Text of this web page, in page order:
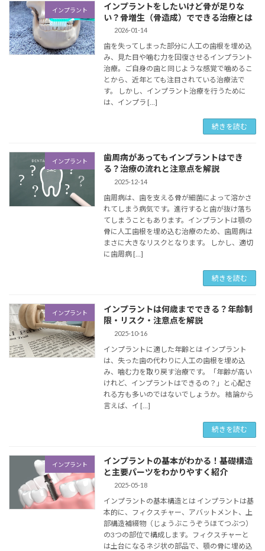
インプラント
インプラントをしたいけど骨が足りな
い？骨増生（骨造成）でできる治療とは
2026-01-14
歯を失ってしまった部分に人工の歯根を埋め込
み、見た目や噛む力を回復させるインプラント
治療。ご自身の歯と同じような感覚で噛めるこ
とから、近年とても注目されている治療法で
す。 しかし、インプラント治療を行うために
は、インプラ […]
続きを読む
インプラント
歯周病があってもインプラントはでき
る？治療の流れと注意点を解説
2025-12-14
歯周病は、歯を支える骨が細菌によって溶かさ
れてしまう病気です。進行すると歯が抜け落ち
てしまうこともあります。インプラントは顎の
骨に人工歯根を埋め込む治療のため、歯周病は
まさに大きなリスクとなります。 しかし、適切
に歯周病 […]
続きを読む
インプラント
インプラントは何歳までできる？年齢制
限・リスク・注意点を解説
2025-10-16
インプラントに適した年齢とは インプラント
は、失った歯の代わりに人工の歯根を埋め込
み、噛む力を取り戻す治療です。「年齢が高い
けれど、インプラントはできるの？」と心配さ
れる方も多いのではないでしょうか。 結論から
言えば、イ […]
続きを読む
インプラント
インプラントの基本がわかる！基礎構造
と主要パーツをわかりやすく紹介
2025-05-18
インプラントの基本構造とは インプラントは基
本的に、フィクスチャー、アバットメント、上
部構造補綴物（じょうぶこうぞうほてつぶつ）
の3つの部位で構成します。フィクスチャーと
は土台になるネジ状の部品で、顎の骨に埋め込